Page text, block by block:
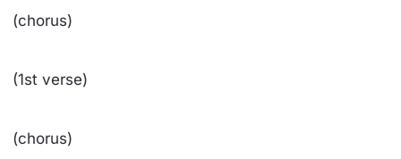
(chorus)
(1st verse)
(chorus)